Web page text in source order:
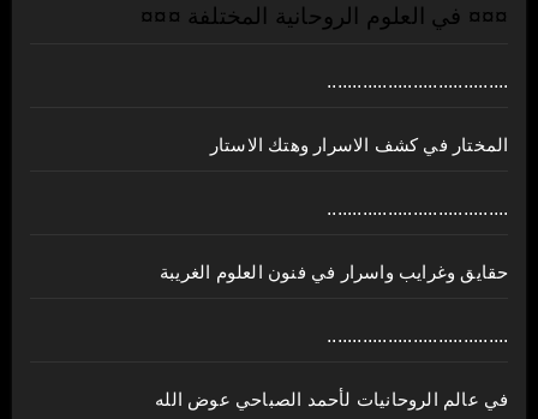
¤¤¤ في العلوم الروحانية المختلفة ¤¤¤
....................................
المختار في كشف الاسرار وهتك الاستار
....................................
حقايق وغرايب واسرار في فنون العلوم الغريبة
....................................
في عالم الروحانيات لأحمد الصباحي عوض الله